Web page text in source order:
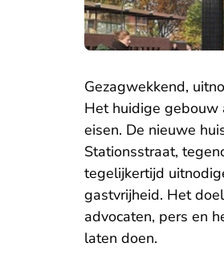
Gezagwekkend,
Het huidige gebouw
eisen. De nieuwe
Stationsstraat,
tegelijkertijd
gastvrijheid. Het
advocaten, pers en
laten doen.